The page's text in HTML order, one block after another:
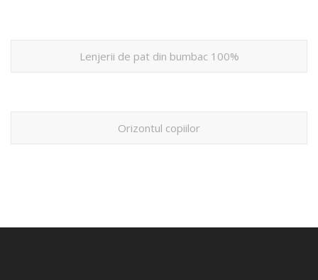
Lenjerii de pat din bumbac 100%
Orizontul copiilor